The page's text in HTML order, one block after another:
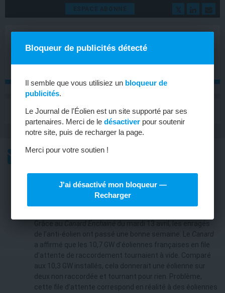
ESPACE ABONNÉ
MENU
L’ACTU
FRANCE
Les anti-éoliens coin-coincés
de l’anti-éolien ont passé une bonne semaine. Le
Canard
a affirmé que les 10,7 GW d’éoliennes françaises en file
d’attente de raccordement tournaient à vide. Comparé
aux 10,3 GW installés, cela donnerait une éolienne sur
deux non raccordée et tournant pour rien. Problème,
cette file d’attente correspond en réalité à des éoliennes
Bloqueur de publicités détecté
Il semble que vous utilisiez un bloqueur de
publicités.
Le Journal de l'Éolien est un site supporté par ses
partenaires. Merci de ledésactiver pour soutenir
notre site, puis de recharger la page.
Merci pour votre soutien !
J'ai désactivé mon bloqueur —
Recharger